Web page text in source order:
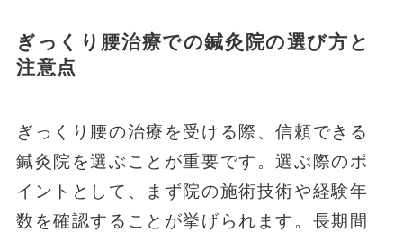
ぎっくり腰治療での鍼灸院の選び方と
注意点
ぎっくり腰の治療を受ける際、信頼できる
鍼灸院を選ぶことが重要です。選ぶ際のポ
イントとして、まず院の施術技術や経験年
数を確認することが挙げられます。長期間